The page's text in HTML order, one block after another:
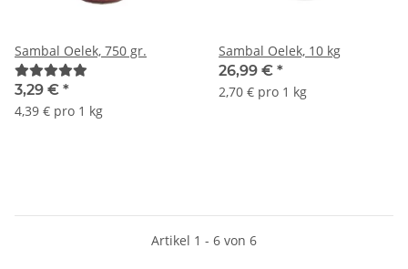
Sambal Oelek, 750 gr.
3,29 € *
4,39 € pro 1 kg
Sambal Oelek, 10 kg
26,99 € *
2,70 € pro 1 kg
Artikel 1 - 6 von 6